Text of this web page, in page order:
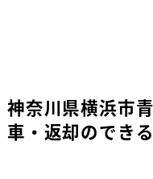
神奈川県横浜市
車・返却のでき